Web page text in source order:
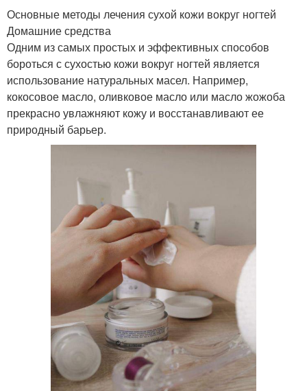
Основные методы лечения сухой кожи вокруг ногтей
Домашние средства
Одним из самых простых и эффективных способов
бороться с сухостью кожи вокруг ногтей является
использование натуральных масел. Например,
кокосовое масло, оливковое масло или масло жожоба
прекрасно увлажняют кожу и восстанавливают ее
природный барьер.